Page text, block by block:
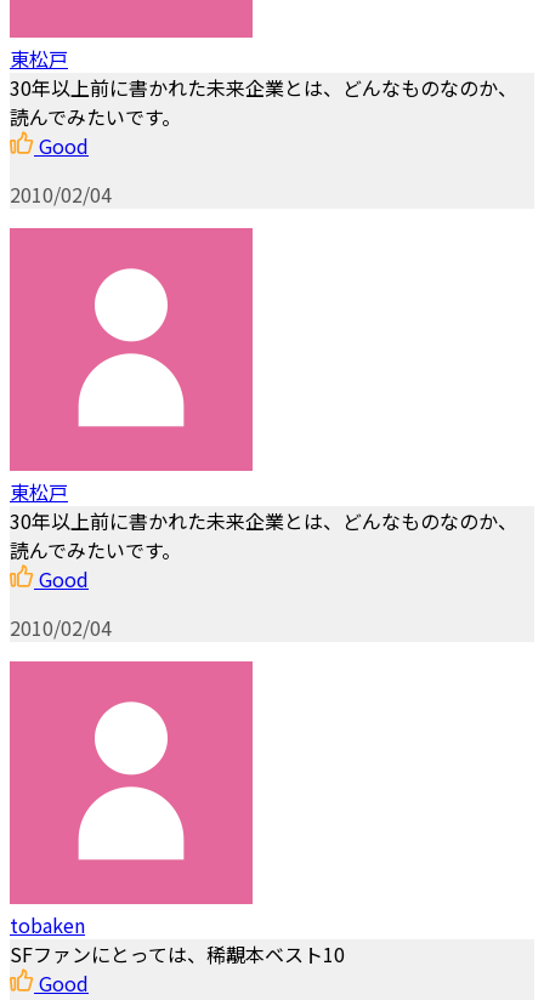
東松戸
30年以上前に書かれた未来企業とは、どんなものなのか、
読んでみたいです。
Good
2010/02/04
東松戸
30年以上前に書かれた未来企業とは、どんなものなのか、
読んでみたいです。
Good
2010/02/04
tobaken
SFファンにとっては、稀覯本ベスト10
Good